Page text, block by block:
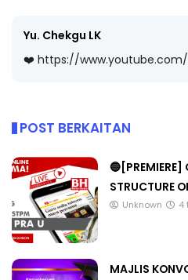
Yu. Chekgu LK
❤️ https://www.youtube.com/
POST BERKAITAN
🔵[PREMIERE]
STRUCTURE
Unknown 4
MAJLIS